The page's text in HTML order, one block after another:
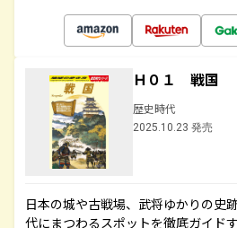
Ｈ０１ 戦国
歴史時代
2025.10.23 発売
日本の城や古戦場、武将ゆかりの史
代にまつわるスポットを徹底ガイド